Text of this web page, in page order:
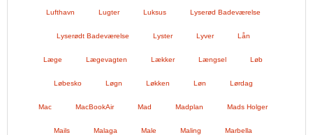
Lufthavn Lugter Luksus Lyserød Badeværelse
Lyserødt Badeværelse Lyster Lyver Lån
Læge Lægevagten Lækker Længsel Løb
Løbesko Løgn Løkken Løn Lørdag
Mac MacBookAir Mad Madplan Mads Holger
Mails Malaga Male Maling Marbella